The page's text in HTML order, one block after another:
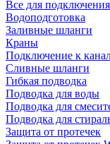
Все для
Водоподготовка
Заливные шланги
Краны
Подключение к
Сливные шланги
Гибкая подводка
Подводка для воды
Подводка для
Подводка для
Защита от протечек